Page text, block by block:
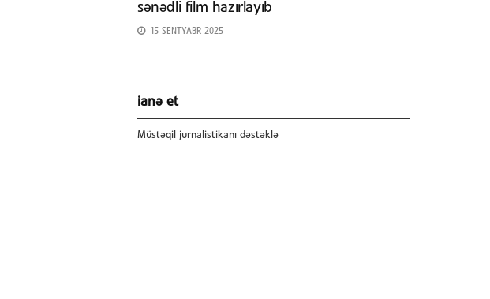
sənədli film hazırlayıb
15 SENTYABR 2025
ianə et
Müstəqil jurnalistikanı dəstəklə